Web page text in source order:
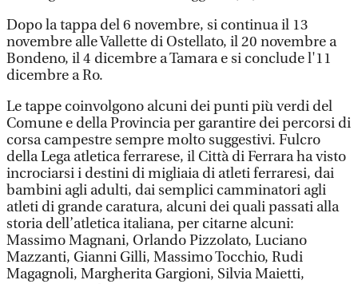
Dopo la tappa del 6 novembre, si continua il 13
novembre alle Vallette di Ostellato, il 20 novembre a
Bondeno, il 4 dicembre a Tamara e si conclude l'11
dicembre a Ro.
Le tappe coinvolgono alcuni dei punti più verdi del
Comune e della Provincia per garantire dei percorsi di
corsa campestre sempre molto suggestivi. Fulcro
della Lega atletica ferrarese, il Città di Ferrara ha visto
incrociarsi i destini di migliaia di atleti ferraresi, dai
bambini agli adulti, dai semplici camminatori agli
atleti di grande caratura, alcuni dei quali passati alla
storia dell’atletica italiana, per citarne alcuni:
Massimo Magnani, Orlando Pizzolato, Luciano
Mazzanti, Gianni Gilli, Massimo Tocchio, Rudi
Magagnoli, Margherita Gargioni, Silvia Maietti,